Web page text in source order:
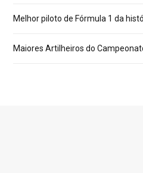
Melhor piloto de Fórmula 1 da
Maiores Artilheiros do